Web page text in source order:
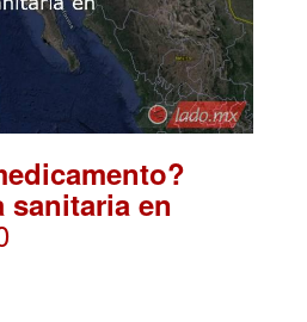
sanitaria en